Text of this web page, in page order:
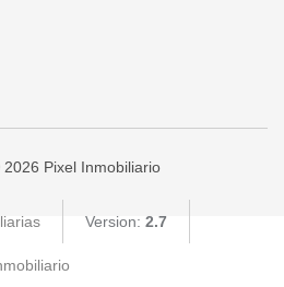
Pixel Inmobiliario
Version: 2.7